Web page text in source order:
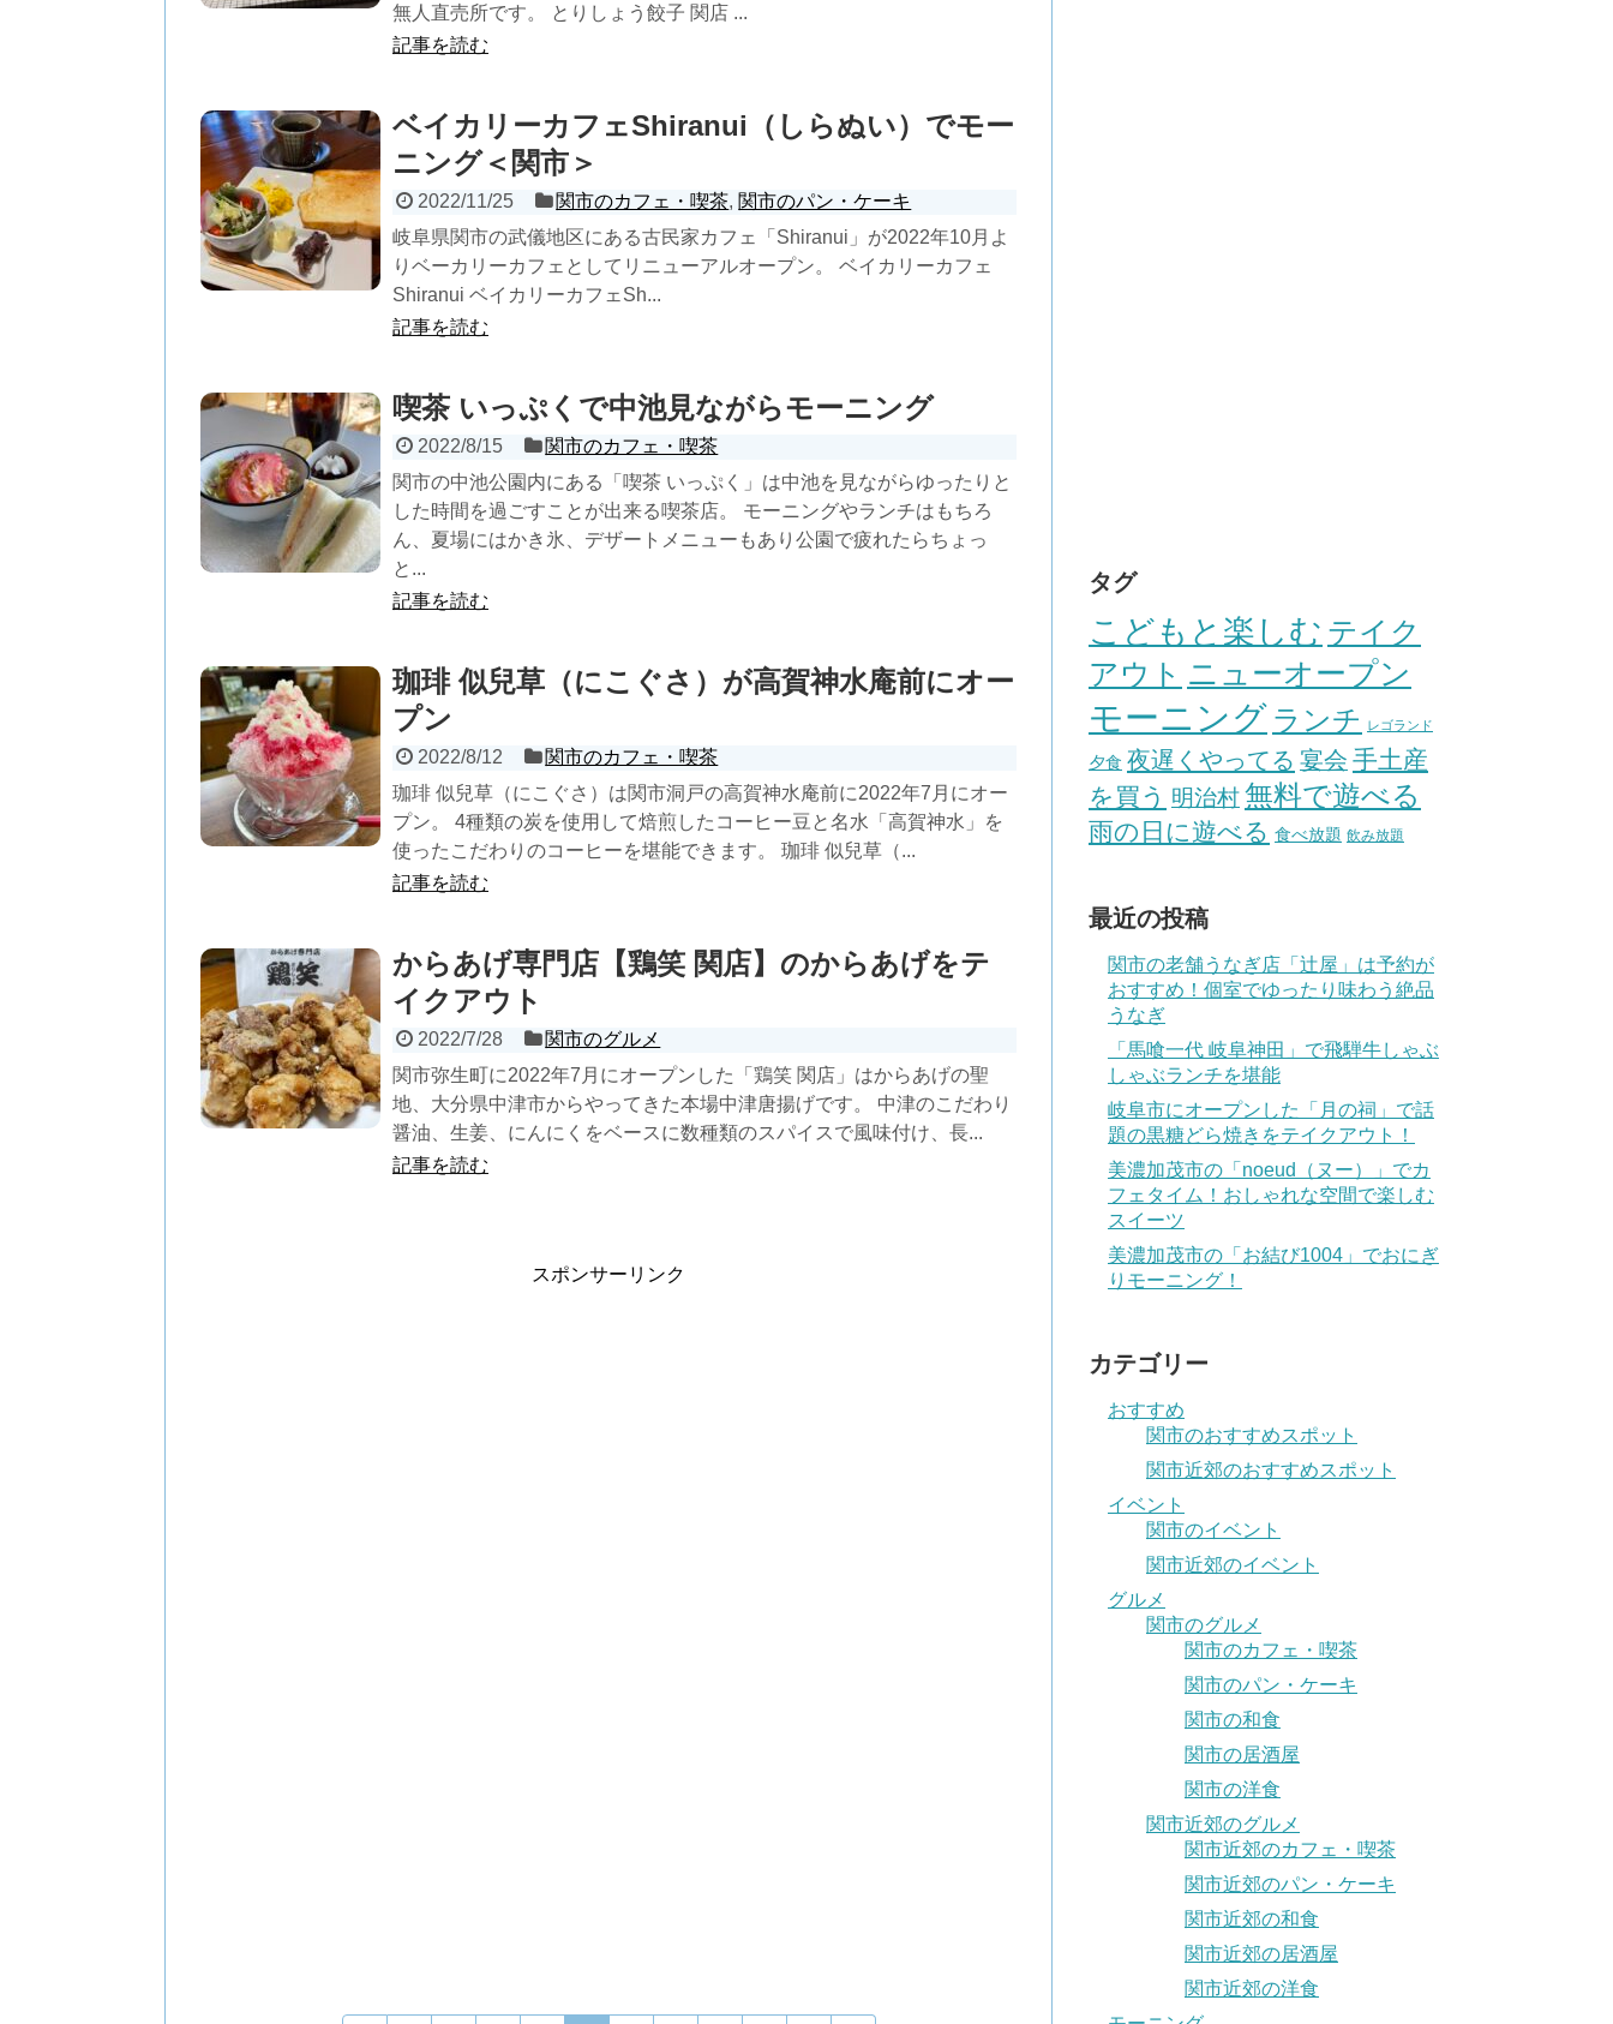
無人直売所です。 とりしょう餃子 関店 ...
記事を読む
ベイカリーカフェShiranui（しらぬい）でモー
ニング＜関市＞
2022/11/25 関市のカフェ・喫茶, 関市のパン・ケーキ
岐阜県関市の武儀地区にある古民家カフェ「Shiranui」が2022年10月よ
りベーカリーカフェとしてリニューアルオープン。 ベイカリーカフェ
Shiranui ベイカリーカフェSh...
記事を読む
喫茶 いっぷくで中池見ながらモーニング
2022/8/15
関市のカフェ・喫茶
関市の中池公園内にある「喫茶 いっぷく」は中池を見ながらゆったりと
した時間を過ごすことが出来る喫茶店。 モーニングやランチはもちろ
ん、夏場にはかき氷、デザートメニューもあり公園で疲れたらちょっ
と...
記事を読む
珈琲 似兒草（にこぐさ）が高賀神水庵前にオー
プン
2022/8/12
関市のカフェ・喫茶
珈琲 似兒草（にこぐさ）は関市洞戸の高賀神水庵前に2022年7月にオー
プン。 4種類の炭を使用して焙煎したコーヒー豆と名水「高賀神水」を
使ったこだわりのコーヒーを堪能できます。 珈琲 似兒草（...
記事を読む
からあげ専門店【鶏笑 関店】のからあげをテ
イクアウト
2022/7/28
関市のグルメ
関市弥生町に2022年7月にオープンした「鶏笑 関店」はからあげの聖
地、大分県中津市からやってきた本場中津唐揚げです。 中津のこだわり
醤油、生姜、にんにくをベースに数種類のスパイスで風味付け、長...
記事を読む
スポンサーリンク
タグ
こどもと楽しむ テイク
アウト ニューオープン
モーニング ランチ レゴランド
夕食 夜遅くやってる 宴会 手土産
を買う 明治村無料で遊べる
雨の日に遊べる 食べ放題 飲み放題
最近の投稿
関市の老舗うなぎ店「辻屋」は予約が
おすすめ！個室でゆったり味わう絶品
うなぎ
「馬喰一代 岐阜神田」で飛騨牛しゃぶ
しゃぶランチを堪能
岐阜市にオープンした「月の祠」で話
題の黒糖どら焼きをテイクアウト！
美濃加茂市の「noeud（ヌー）」でカ
フェタイム！おしゃれな空間で楽しむ
スイーツ
美濃加茂市の「お結び1004」でおにぎ
りモーニング！
カテゴリー
おすすめ
関市のおすすめスポット
関市近郊のおすすめスポット
イベント
関市のイベント
関市近郊のイベント
グルメ
関市のグルメ
関市のカフェ・喫茶
関市のパン・ケーキ
関市の和食
関市の居酒屋
関市の洋食
関市近郊のグルメ
関市近郊のカフェ・喫茶
関市近郊のパン・ケーキ
関市近郊の和食
関市近郊の居酒屋
関市近郊の洋食